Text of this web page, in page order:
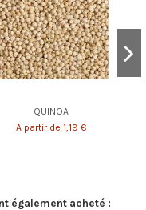
QUINOA
A partir de 1,19 €
également acheté :